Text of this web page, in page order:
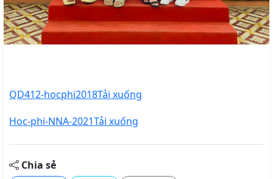
QD412-hocphi2018Tải xuống
Hoc-phi-NNA-2021Tải xuống
Chia sẻ